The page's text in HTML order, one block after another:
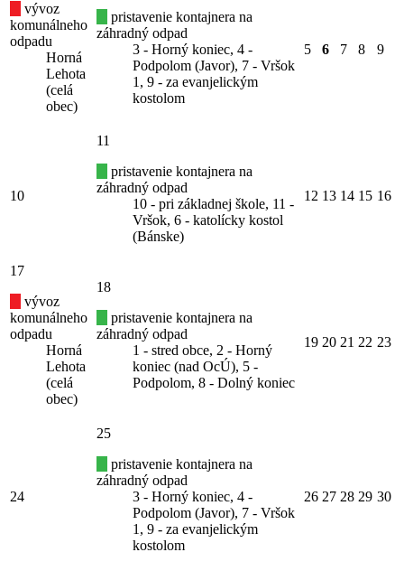
vývoz
komunálneho
odpadu
Horná
Lehota
(celá
obec)
pristavenie kontajnera na
záhradný odpad
3 - Horný koniec, 4 -
Podpolom (Javor), 7 - Vršok
1, 9 - za evanjelickým
kostolom
5 6 7 8 9
10
11
pristavenie kontajnera na
záhradný odpad
10 - pri základnej škole, 11 -
Vršok, 6 - katolícky kostol
(Bánske)
12 13 14 15 16
17
vývoz
komunálneho
odpadu
Horná
Lehota
(celá
obec)
18
pristavenie kontajnera na
záhradný odpad
1 - stred obce, 2 - Horný
koniec (nad OcÚ), 5 -
Podpolom, 8 - Dolný koniec
19 20 21 22 23
24
25
pristavenie kontajnera na
záhradný odpad
3 - Horný koniec, 4 -
Podpolom (Javor), 7 - Vršok
1, 9 - za evanjelickým
kostolom
26 27 28 29 30